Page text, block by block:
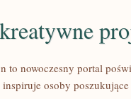
to nowoczesny portal
osoby